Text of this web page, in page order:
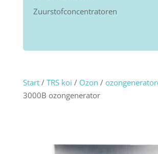
Zuurstofconcentratoren
Start/ TRS koi / Ozon /
3000B ozongenerator